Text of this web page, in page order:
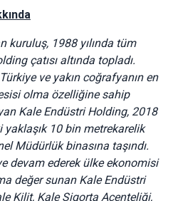
kuruluş, 1988 yılında tüm
çatısı altında topladı.
ve yakın coğrafyanın en
olma özelliğine sahip
Kale Endüstri Holding, 2018
yaklaşık 10 bin metrekarelik
Müdürlük binasına taşındı.
devam ederek ülke ekonomisi
değer sunan Kale Endüstri
Kilit, Kale Sigorta Acenteliği,